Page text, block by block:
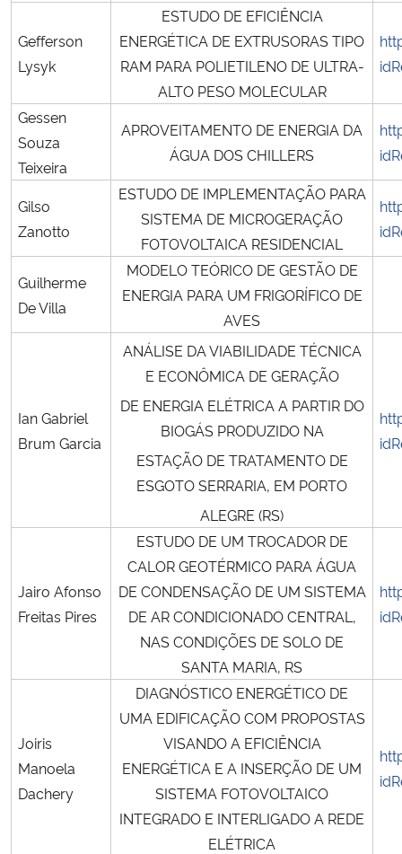
Gefferson
Lysyk
ESTUDO DE EFICIÊNCIA
ENERGÉTICA DE EXTRUSORAS TIPO
RAM PARA POLIETILENO DE ULTRA-
ALTO PESO MOLECULAR
Gessen
Souza
Teixeira
APROVEITAMENTO DE ENERGIA DA
ÁGUA DOS CHILLERS
Gilso
Zanotto
ESTUDO DE IMPLEMENTAÇÃO PARA
SISTEMA DE MICROGERAÇÃO
FOTOVOLTAICA RESIDENCIAL
Guilherme
De Villa
MODELO TEÓRICO DE GESTÃO DE
ENERGIA PARA UM FRIGORÍFICO DE
AVES
Ian Gabriel
Brum Garcia
ANÁLISE DA VIABILIDADE TÉCNICA
E ECONÔMICA DE GERAÇÃO
DE ENERGIA ELÉTRICA A PARTIR DO
BIOGÁS PRODUZIDO NA
ESTAÇÃO DE TRATAMENTO DE
ESGOTO SERRARIA, EM PORTO
ALEGRE (RS)
Jairo Afonso
Freitas Pires
ESTUDO DE UM TROCADOR DE
CALOR GEOTÉRMICO PARA ÁGUA
DE CONDENSAÇÃO DE UM SISTEMA
DE AR CONDICIONADO CENTRAL,
NAS CONDIÇÕES DE SOLO DE
SANTA MARIA, RS
Joiris
Manoela
Dachery
DIAGNÓSTICO ENERGÉTICO DE
UMA EDIFICAÇÃO COM PROPOSTAS
VISANDO A EFICIÊNCIA
ENERGÉTICA E A INSERÇÃO DE UM
SISTEMA FOTOVOLTAICO
INTEGRADO E INTERLIGADO A REDE
ELÉTRICA